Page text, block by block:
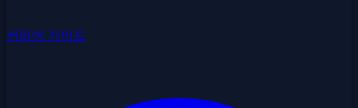
커리어 가이드